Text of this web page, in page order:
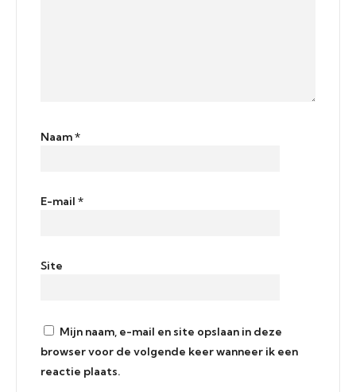
Naam*
E-mail *
Site
Mijn naam, e-mail en site opslaan in deze
browser voor de volgende keer wanneer ik een
reactie plaats.